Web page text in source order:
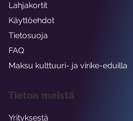
Lahjakortit
Käyttöehdot
Tietosuoja
FAQ
Maksu kulttuuri- ja virike-eduilla
Tietoa meistä
Yrityksestä